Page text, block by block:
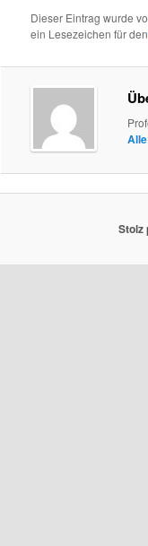
Dieser Eintrag wurde
ein Lesezeichen für den
Stolz